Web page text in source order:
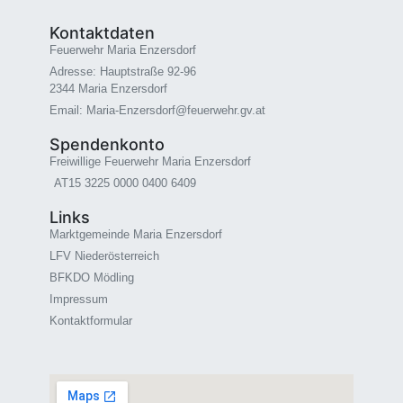
Kontaktdaten
Feuerwehr Maria Enzersdorf
Adresse: Hauptstraße 92-96
2344 Maria Enzersdorf
Email: Maria-Enzersdorf@feuerwehr.gv.at
Spendenkonto
Freiwillige Feuerwehr Maria Enzersdorf
AT15 3225 0000 0400 6409
Links
Marktgemeinde Maria Enzersdorf
LFV Niederösterreich
BFKDO Mödling
Impressum
Kontaktformular